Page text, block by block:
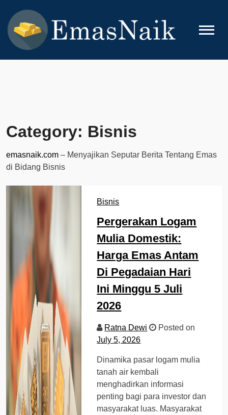
content
EMASNAIK
Topik Seputar Emas
Category: Bisnis
emasnaik.com – Menyajikan Seputar Berita Tentang Emas
di Bidang Bisnis
Bisnis
Pergerakan Logam
Mulia Domestik:
Harga Emas Antam
Di Pegadaian Hari
Ini Minggu 5 Juli
2026
Ratna Dewi
Posted on
July 5, 2026
Dinamika pasar logam mulia
tanah air kembali
menghadirkan informasi
penting bagi para investor dan
masyarakat luas. Masyarakat